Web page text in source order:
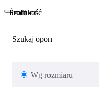
Szukaj opon
Wg rozmiaru
Szerokość
Profil
Średnica